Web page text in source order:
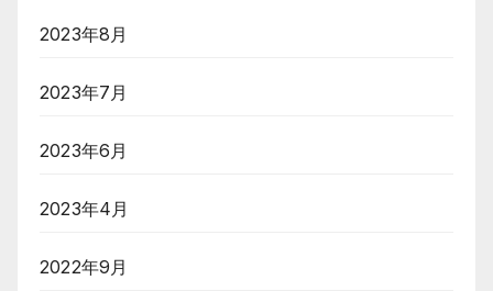
2023年8月
2023年7月
2023年6月
2023年4月
2022年9月